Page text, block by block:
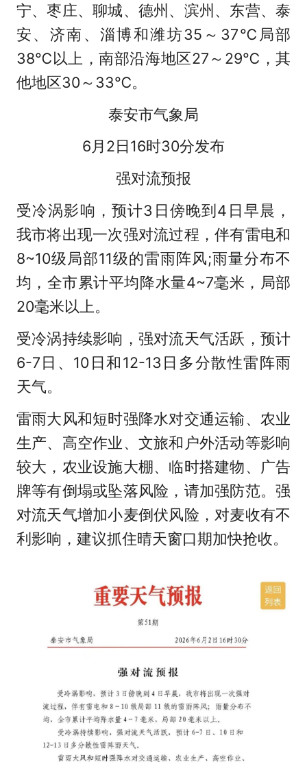
宁、枣庄、聊城、德州、滨州、东营、泰
安、济南、淄博和潍坊35～37℃局部
38℃以上，南部沿海地区27～29℃，其
他地区30～33℃。
泰安市气象局
6月2日16时30分发布
强对流预报
受冷涡影响，预计3日傍晚到4日早晨，
我市将出现一次强对流过程，伴有雷电和
8~10级局部11级的雷雨阵风;雨量分布不
均，全市累计平均降水量4~7毫米，局部
20毫米以上。
受冷涡持续影响，强对流天气活跃，预计
6-7日、10日和12-13日多分散性雷阵雨
天气。
雷雨大风和短时强降水对交通运输、农业
生产、高空作业、文旅和户外活动等影响
较大，农业设施大棚、临时搭建物、广告
牌等有倒塌或坠落风险，请加强防范。强
对流天气增加小麦倒伏风险，对麦收有不
利影响，建议抓住晴天窗口期加快抢收。